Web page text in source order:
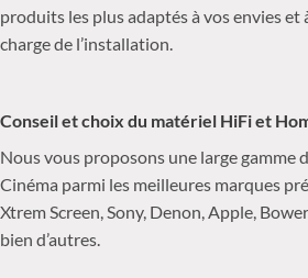
produits les plus adaptés à vos envies et
charge de l’installation.
Conseil et choix du matériel HiFi et
Nous vous proposons une large gamme
Cinéma parmi les meilleures marques
Xtrem Screen, Sony, Denon, Apple,
bien d’autres.